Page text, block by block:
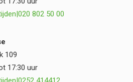
plezier terug op de
|020 802 50 00
109
17:30 uur